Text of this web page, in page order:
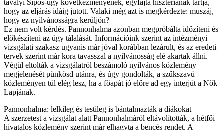
tavalyi Sipos-ügy következményének, egyfajta hisztériának tartja,
hogy az eljárás idáig jutott. Valaki még azt is megkérdezte: muszáj,
hogy ez nyilvánosságra kerüljön?
Ez nem volt kérdés. Pannonhalma azonban megpróbálta időzíteni és
előkészíteni az ügy tálalását. Információink szerint az intézményi
vizsgálati szakasz ugyanis már jóval korábban lezárult, és az eredeti
tervek szerint már kora tavasszal a nyilvánosság elé akartak állni.
Végül eltolták a vizsgálatról beszámoló nyilvános közlemény
megjelenését pünkösd utánra, és úgy gondolták, a szűkszavú
közleményen túl elég lesz, ha a főapát jó előre ad egy interjút a Nők
Lapjának.
Pannonhalma: lelkileg és testileg is bántalmazták a diákokat
A szerzetest a vizsgálat alatt Pannonhalmáról eltávolították, a hétfői
hivatalos közlemény szerint már elhagyta a bencés rendet. A